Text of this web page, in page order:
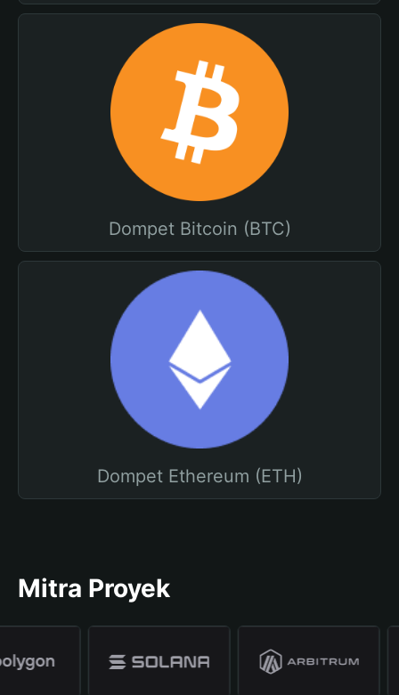
Dompet Bitcoin (BTC)
Dompet Ethereum (ETH)
Mitra Proyek